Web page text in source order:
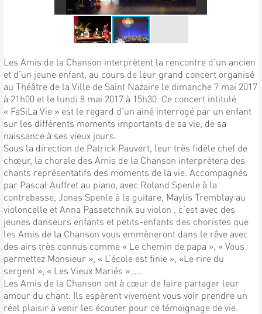
Les Amis de la Chanson interprètent la rencontre d’un ancien
et d’un jeune enfant, au cours de leur grand concert organisé
au Théâtre de la Ville de Saint Nazaire le dimanche 7 mai 2017
à 21h00 et le lundi 8 mai 2017 à 15h30. Ce concert intitulé
« FaSiLa Vie » est le regard d’un ainé interrogé par un enfant
sur les différents moments importants de sa vie, de sa
naissance à ses vieux jours.
Sous la direction de Patrick Pauvert, leur très fidèle chef de
chœur, la chorale des Amis de la Chanson interprètera des
chants représentatifs des moments de la vie. Accompagnés
par Pascal Auffret au piano, avec Roland Spenle à la
contrebasse, Jonas Spenle à la guitare, Maylis Tremblay au
violoncelle et Anna Passetchnik au violon , c’est avec des
jeunes danseurs enfants et petits-enfants des choristes que
les Amis de la Chanson vous emmèneront dans le rêve avec
des airs très connus comme « Le chemin de papa », « Vous
permettez Monsieur », « L’école est finie », «Le rire du
sergent », « Les Vieux Mariés »…..
Les Amis de la Chanson ont à cœur de faire partager leur
amour du chant. Ils espèrent vivement vous voir prendre un
réel plaisir à venir les écouter pour ce témoignage de vie.